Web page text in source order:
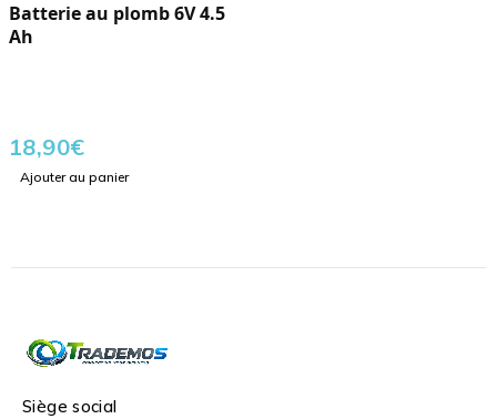
Batterie au plomb 6V 4.5
Ah
18,90€
Ajouter au panier
Siège social